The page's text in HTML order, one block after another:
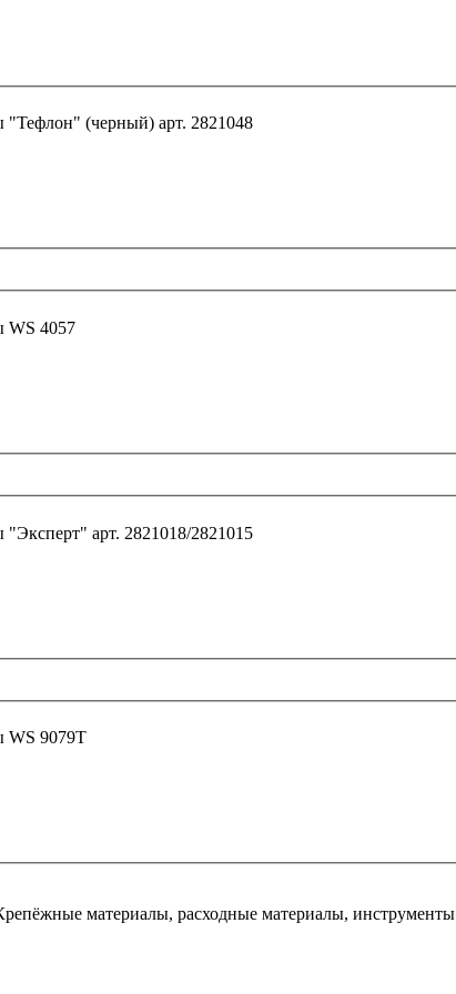
(черный) арт. 2821048
WS 4057
арт. 2821018/2821015
WS 9079Т
материалы, расходные материалы,